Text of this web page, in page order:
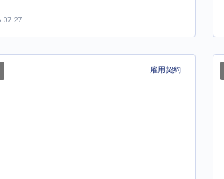
07-27
雇用契約